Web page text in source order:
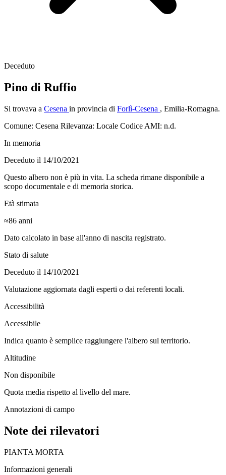
Deceduto
Pino di Ruffio
Si trovava a Cesena in provincia di Forlì-Cesena , Emilia-Romagna.
Comune: Cesena Rilevanza: Locale Codice AMI: n.d.
In memoria
Deceduto il 14/10/2021
Questo albero non è più in vita. La scheda rimane disponibile a
scopo documentale e di memoria storica.
Età stimata
≈86 anni
Dato calcolato in base all'anno di nascita registrato.
Stato di salute
Deceduto il 14/10/2021
Valutazione aggiornata dagli esperti o dai referenti locali.
Accessibilità
Accessibile
Indica quanto è semplice raggiungere l'albero sul territorio.
Altitudine
Non disponibile
Quota media rispetto al livello del mare.
Annotazioni di campo
Note dei rilevatori
PIANTA MORTA
Informazioni generali